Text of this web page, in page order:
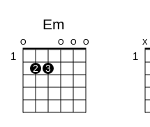
Em
O O O O
1
2 3
X
1